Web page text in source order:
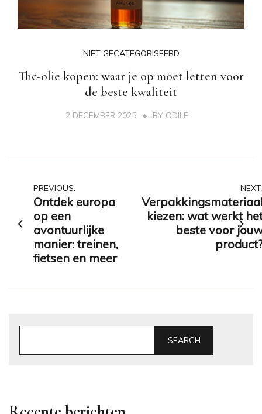
NIET GECATEGORISEERD
Thc-olie kopen: waar je op moet letten voor
de beste kwaliteit
2 DECEMBER 2025 BY ODILE
Post
navigation
PREVIOUS:
Ontdek europa
op een
avontuurlijke
manier: treinen,
fietsen en meer
kiezen: wat werkt
beste voor
SEARCH